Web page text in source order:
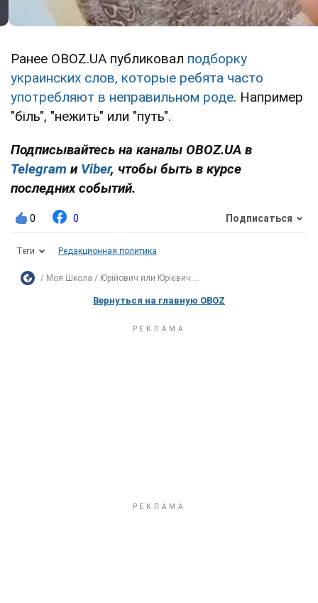
Ранее OBOZ.UA публиковал подборку
украинских слов, которые ребята часто
употребляют в неправильном роде. Например
"біль", "нежить" или "путь".
Подписывайтесь на каналы OBOZ.UA в
Telegram и Viber, чтобы быть в курсе
последних событий.
0 0 Подписаться
Теги Редакционная политика
Моя Школа Юрійович или Юрієвич:...
Вернуться на главную OBOZ